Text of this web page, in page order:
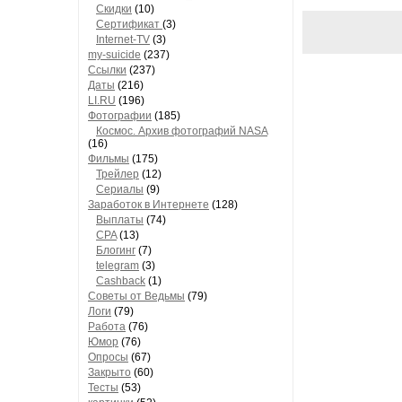
Скидки (10)
Сертификат (3)
Internet-TV (3)
my-suicide (237)
Ссылки (237)
Даты (216)
LI.RU (196)
Фотографии (185)
Космос. Архив фотографий NASA
(16)
Фильмы (175)
Трейлер (12)
Сериалы (9)
Заработок в Интернете (128)
Выплаты (74)
CPA(13)
Блогинг (7)
telegram (3)
Cashback (1)
Советы от Ведьмы (79)
Логи (79)
Работа (76)
Юмор (76)
Опросы (67)
Закрыто (60)
Тесты (53)